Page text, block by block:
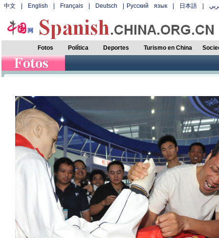
中文 English Français Deutsch Русский язык 日本語
Fotos Política Deportes Turismo en China